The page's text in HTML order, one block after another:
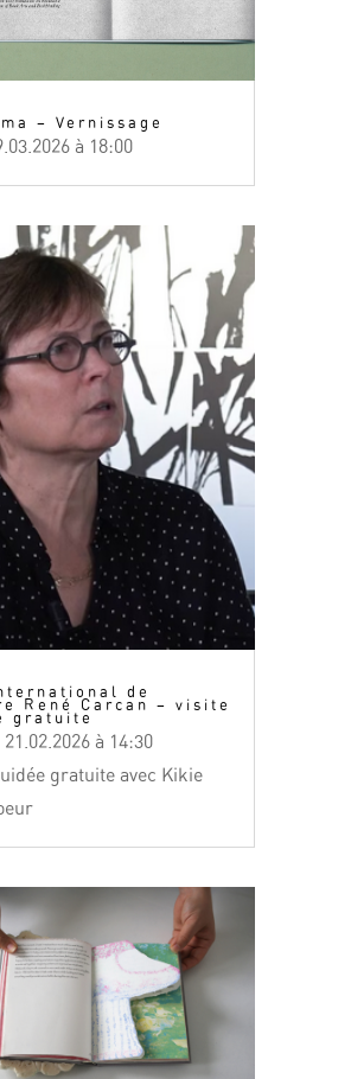
– Vernissage
à 18:00
de
René Carcan – visite
gratuite
à 14:30
gratuite avec Kikie